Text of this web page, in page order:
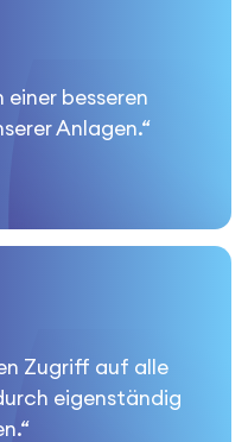
einer besseren
Anlagen.“
Zugriff auf alle
eigenständig